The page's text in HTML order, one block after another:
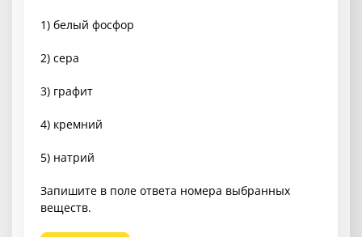
1) белый фосфор
2) сера
3) графит
4) кремний
5) натрий
Запишите в поле ответа номера выбранных
веществ.